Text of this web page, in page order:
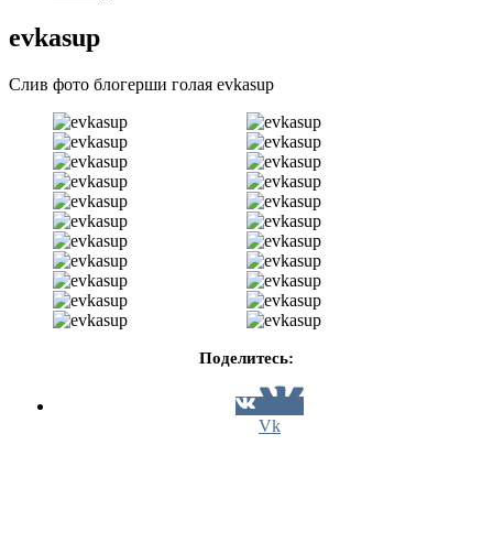
evkasup
Слив фото блогерши голая evkasup
Поделитесь:
Vk